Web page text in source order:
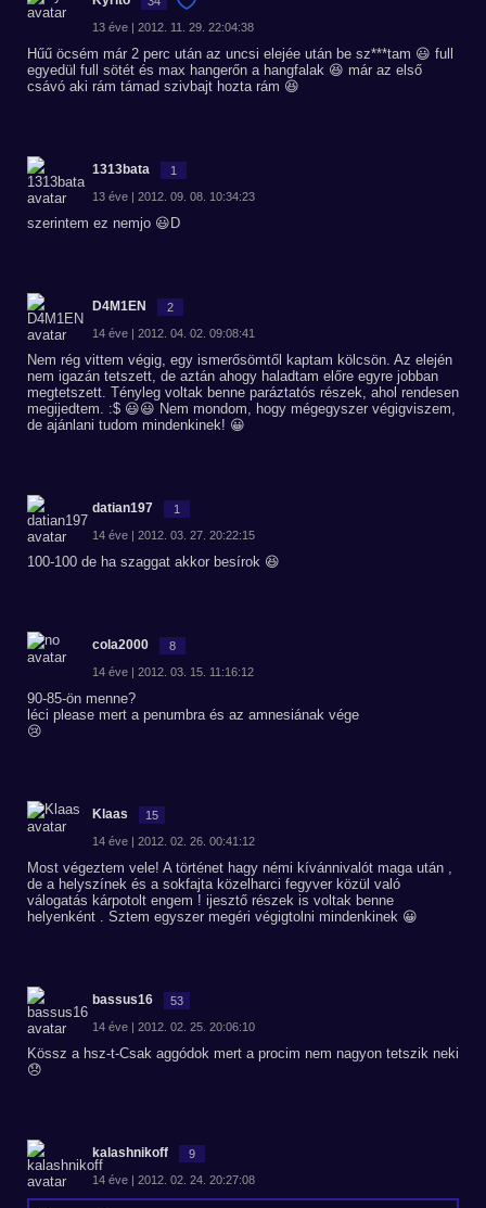
13 éve | 2012. 11. 29. 22:04:38
Hűű öcsém már 2 perc után az uncsi elejée után be sz***tam 😃 full
egyedül full sötét és max hangerőn a hangfalak 😆 már az első
csávó aki rám támad szivbajt hozta rám 😆
1313bata 1
13 éve | 2012. 09. 08. 10:34:23
szerintem ez nemjo 😃D
D4M1EN 2
14 éve | 2012. 04. 02. 09:08:41
Nem rég vittem végig, egy ismerősömtől kaptam kölcsön. Az elején
nem igazán tetszett, de aztán ahogy haladtam előre egyre jobban
megtetszett. Tényleg voltak benne paráztatós részek, ahol rendesen
megijedtem. :$ 😃😃 Nem mondom, hogy mégegyszer végigviszem,
de ajánlani tudom mindenkinek! 😀
datian197 1
14 éve | 2012. 03. 27. 20:22:15
100-100 de ha szaggat akkor besírok 😆
cola2000 8
14 éve | 2012. 03. 15. 11:16:12
90-85-ön menne?
léci please mert a penumbra és az amnesiának vége
😢
Klaas 15
14 éve | 2012. 02. 26. 00:41:12
Most végeztem vele! A történet hagy némi kívánnivalót maga után ,
de a helyszínek és a sokfajta közelharci fegyver közül való
válogatás kárpotolt engem ! ijesztő részek is voltak benne
helyenként . Sztem egyszer megéri végigtolni mindenkinek 😀
bassus16 53
14 éve | 2012. 02. 25. 20:06:10
Kössz a hsz-t-Csak aggódok mert a procim nem nagyon tetszik neki
😞
kalashnikoff 9
14 éve | 2012. 02. 24. 20:27:08